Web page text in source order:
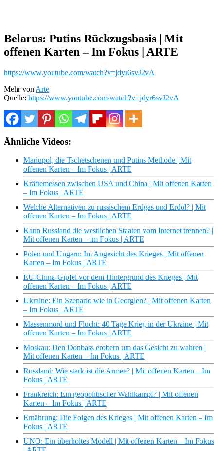
Belarus: Putins Rückzugsbasis | Mit
offenen Karten – Im Fokus | ARTE
https://www.youtube.com/watch?v=jdyr6svJ2vA
Mehr von Arte
Quelle: https://www.youtube.com/watch?v=jdyr6svJ2vA
Ähnliche Videos:
Mariupol, die Tschetschenen und Putins Methode | Mit
offenen Karten – Im Fokus | ARTE
Kräftemessen zwischen USA und China | Mit offenen Karten
– Im Fokus | ARTE
Welche Alternativen zu russischem Erdgas und Erdöl? | Mit
offenen Karten – Im Fokus | ARTE
Kann Russland die westlichen Staaten vom Internet trennen? |
Mit offenen Karten – im Fokus | ARTE
Polen und Ungarn: Im Angesicht des Krieges | Mit offenen
Karten – Im Fokus | ARTE
EU-China-Gipfel vor dem Hintergrund des Krieges | Mit
offenen Karten – Im Fokus | ARTE
Ukraine: Ein Szenario wie in Georgien? | Mit offenen Karten
– Im Fokus | ARTE
Massenmord und Flucht: 40 Tage Krieg in der Ukraine | Mit
offenen Karten – Im Fokus | ARTE
Moskau: Den Donbass erobern um das Gesicht zu wahren |
Mit offenen Karten – Im Fokus | ARTE
Russland: Wie stark ist die Armee? | Mit offenen Karten – Im
Fokus | ARTE
Frankreich: Ein geopolitischer Wahlkampf? | Mit offenen
Karten – Im Fokus | ARTE
Ernährung: Die Folgen des Krieges | Mit offenen Karten – Im
Fokus | ARTE
UNO: Ein überholtes Modell | Mit offenen Karten – Im Fokus